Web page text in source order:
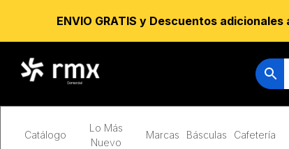
Catálogo
Lo Más
Nuevo
Marcas Básculas Cafetería
ENVIO GRATIS y Descuentos